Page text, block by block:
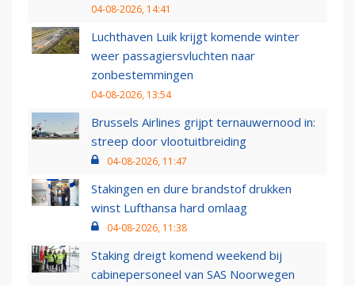
04-08-2026, 14:41
Luchthaven Luik krijgt komende winter
weer passagiersvluchten naar
zonbestemmingen
04-08-2026, 13:54
Brussels Airlines grijpt ternauwernood in:
streep door vlootuitbreiding
04-08-2026, 11:47
Stakingen en dure brandstof drukken
winst Lufthansa hard omlaag
04-08-2026, 11:38
Staking dreigt komend weekend bij
cabinepersoneel van SAS Noorwegen